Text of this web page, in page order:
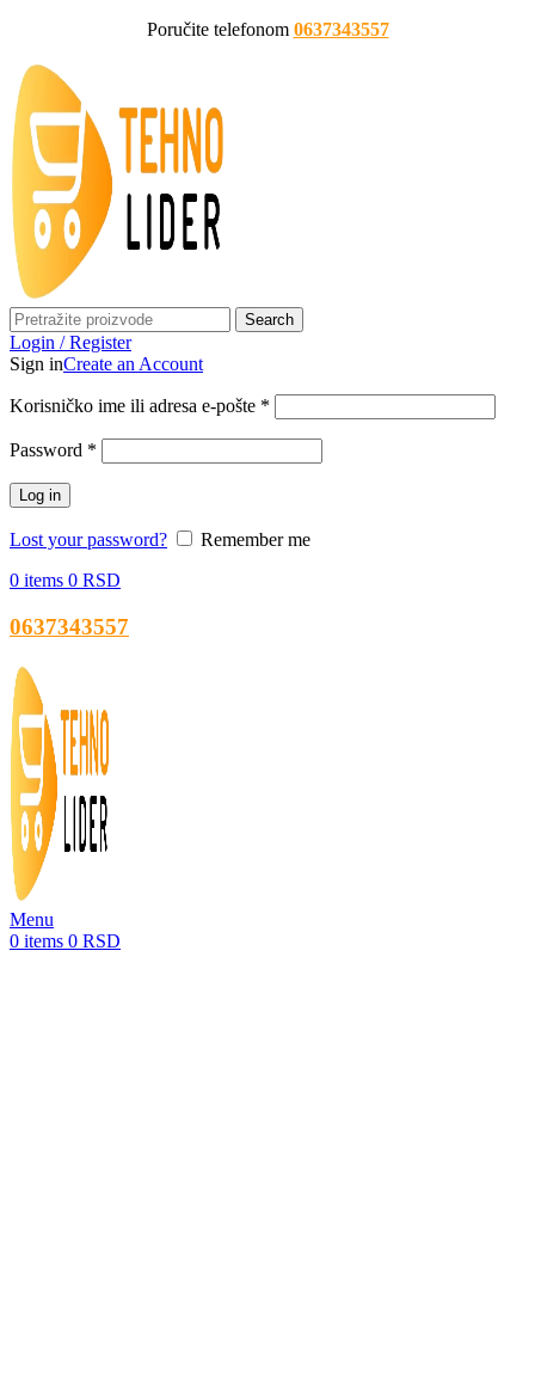
Poručite telefonom 0637343557
Search
Login / Register
Sign inCreate an Account
Korisničko ime ili adresa e-pošte *
Password *
Log in
Lost your password?
Remember me
0 items 0 RSD
0637343557
Menu
0 items 0 RSD